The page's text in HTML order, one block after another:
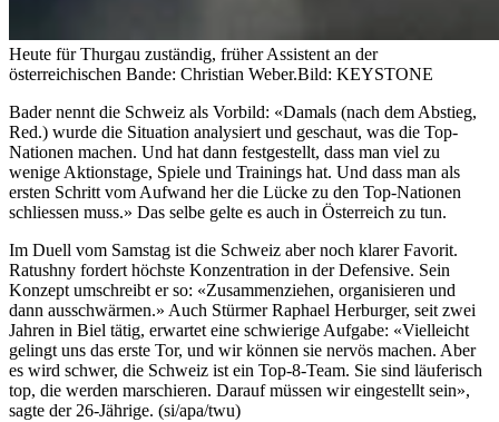
Heute für Thurgau zuständig, früher Assistent an der
österreichischen Bande: Christian Weber.Bild: KEYSTONE
Bader nennt die Schweiz als Vorbild: «Damals (nach dem Abstieg,
Red.) wurde die Situation analysiert und geschaut, was die Top-
Nationen machen. Und hat dann festgestellt, dass man viel zu
wenige Aktionstage, Spiele und Trainings hat. Und dass man als
ersten Schritt vom Aufwand her die Lücke zu den Top-Nationen
schliessen muss.» Das selbe gelte es auch in Österreich zu tun.
Im Duell vom Samstag ist die Schweiz aber noch klarer Favorit.
Ratushny fordert höchste Konzentration in der Defensive. Sein
Konzept umschreibt er so: «Zusammenziehen, organisieren und
dann ausschwärmen.» Auch Stürmer Raphael Herburger, seit zwei
Jahren in Biel tätig, erwartet eine schwierige Aufgabe: «Vielleicht
gelingt uns das erste Tor, und wir können sie nervös machen. Aber
es wird schwer, die Schweiz ist ein Top-8-Team. Sie sind läuferisch
top, die werden marschieren. Darauf müssen wir eingestellt sein»,
sagte der 26-Jährige. (si/apa/twu)